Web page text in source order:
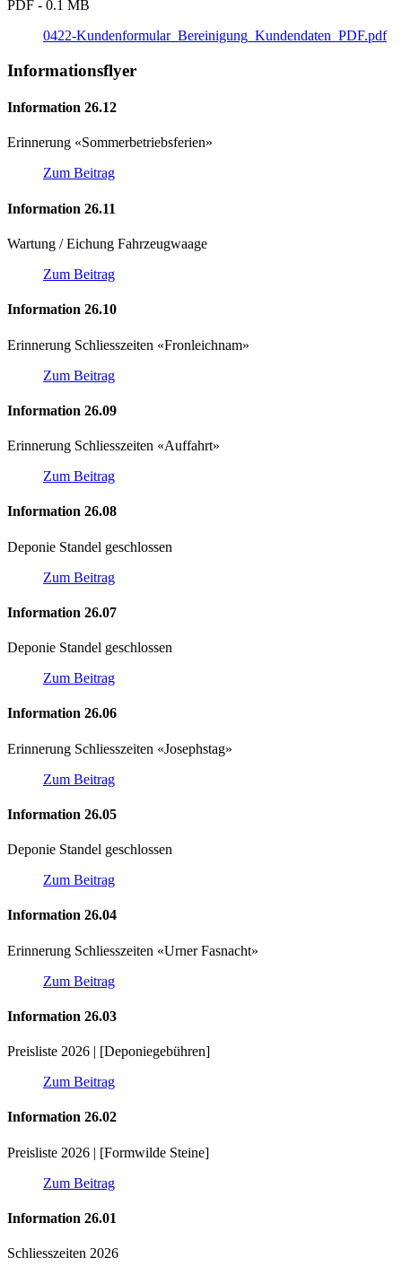
PDF - 0.1 MB
0422-Kundenformular_Bereinigung_Kundendaten_PDF.pdf
Informationsflyer
Information 26.12
Erinnerung «Sommerbetriebsferien»
Zum Beitrag
Information 26.11
Wartung / Eichung Fahrzeugwaage
Zum Beitrag
Information 26.10
Erinnerung Schliesszeiten «Fronleichnam»
Zum Beitrag
Information 26.09
Erinnerung Schliesszeiten «Auffahrt»
Zum Beitrag
Information 26.08
Deponie Standel geschlossen
Zum Beitrag
Information 26.07
Deponie Standel geschlossen
Zum Beitrag
Information 26.06
Erinnerung Schliesszeiten «Josephstag»
Zum Beitrag
Information 26.05
Deponie Standel geschlossen
Zum Beitrag
Information 26.04
Erinnerung Schliesszeiten «Urner Fasnacht»
Zum Beitrag
Information 26.03
Preisliste 2026 | [Deponiegebühren]
Zum Beitrag
Information 26.02
Preisliste 2026 | [Formwilde Steine]
Zum Beitrag
Information 26.01
Schliesszeiten 2026